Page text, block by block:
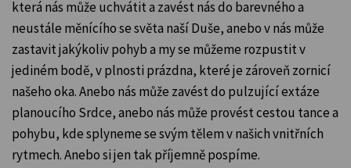
která nás může uchvátit a zavést nás do barevného a
neustále měnícího se světa naší Duše, anebo v nás může
zastavit jakýkoliv pohyb a my se můžeme rozpustit v
jediném bodě, v plnosti prázdna, které je zároveň zornicí
našeho oka. Anebo nás může zavést do pulzující extáze
planoucího Srdce, anebo nás může provést cestou tance a
pohybu, kde splyneme se svým tělem v našich vnitřních
rytmech. Anebo si jen tak příjemně pospíme.